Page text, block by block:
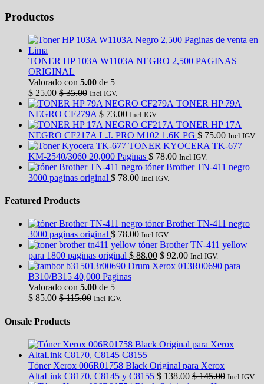
Productos
TONER HP 103A W1103A NEGRO 2,500 PAGINAS
ORIGINAL
Valorado con 5.00 de 5
$ 25.00 $35.00 Incl IGV.
TONER HP 79A
NEGRO CF279A $ 73.00 Incl IGV.
TONER HP 17A
NEGRO CF217A L.J. PRO M102 1.6K PG $ 75.00 Incl IGV.
TONER KYOCERA TK-677
KM-2540/3060 20,000 Paginas $ 78.00 Incl IGV.
tóner Brother TN-411 negro
3000 paginas original $ 78.00 Incl IGV.
Featured Products
tóner Brother TN-411 negro
3000 paginas original $ 78.00 Incl IGV.
tóner Brother TN-411 yellow
para 1800 paginas original $ 88.00 $92.00 Incl IGV.
Drum Xerox 013R00690 para
B310/B315 40,000 Paginas
Valorado con 5.00 de 5
$ 85.00 $115.00 Incl IGV.
Onsale Products
Tóner Xerox 006R01758 Black Original para Xerox
AltaLink C8170, C8145 y C8155 $ 138.00 $145.00 Incl IGV.